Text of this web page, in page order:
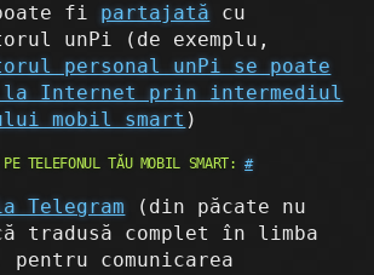
fipartajată cu
unPi (de exemplu,
personal unPi se poate
la Internet prin intermediul
mobil smart )
TELEFONUL TĂU MOBIL SMART:#
Telegram (din păcate nu
tradusă complet în limba
pentru comunicarea